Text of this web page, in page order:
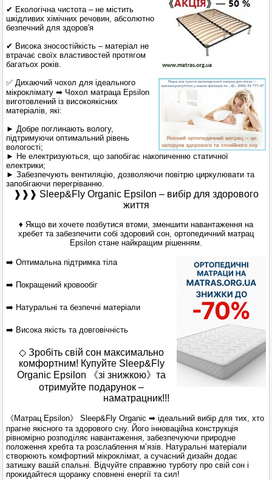
✔ Екологічна чистота – не містить
шкідливих хімічних речовин, абсолютно
безпечний для здоров'я
✔ Висока зносостійкість – матеріал не
втрачає своїх властивостей протягом
багатьох років.
✅ Дихаючий чохол для ідеального
мікроклімату ➡ Чохол матраца Epsilon
виготовлений із високоякісних
матеріалів, які:
► Добре поглинають вологу,
підтримуючи оптимальний рівень
вологості;
► Не електризуються, що запобігає накопиченню статичної
електрики;
► Забезпечують вентиляцію, дозволяючи повітрю циркулювати та
запобігаючи перегріванню.
❱❱❱ Sleep&Fly Organic Epsilon – вибір для здорового
життя
♦ Якщо ви хочете позбутися втоми, зменшити навантаження на
хребет та забезпечити собі здоровий сон, ортопедичний матрац
Epsilon стане найкращим рішенням.
➡️ Оптимальна підтримка тіла
➡️ Покращений кровообіг
➡️ Натуральні та безпечні матеріали
➡️ Висока якість та довговічність
◇ Зробіть свій сон максимально
комфортним! Купуйте Sleep&Fly
Organic Epsilon 《зі знижкою》та
отримуйте подарунок –
наматрацник!!!
《Матрац Epsilon》 Sleep&Fly Organic ➡ ідеальний вибір для тих, хто
прагне якісного та здорового сну. Його інноваційна конструкція
рівномірно розподіляє навантаження, забезпечуючи природне
положення хребта та розслаблення м’язів. Натуральні матеріали
створюють комфортний мікроклімат, а сучасний дизайн додає
затишку вашій спальні. Відчуйте справжню турботу про свій сон і
прокидайтеся щоранку сповнені енергії та сил!